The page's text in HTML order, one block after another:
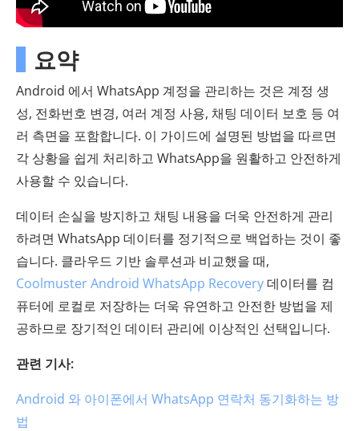
요약
Android 에서 WhatsApp 계정을 관리하는 것은 계정 생
성, 전화번호 변경, 여러 계정 사용, 채팅 데이터 보호 등 여
러 측면을 포함합니다. 이 가이드에 설명된 방법을 따르면
각 상황을 쉽게 처리하고 WhatsApp을 원활하고 안전하게
사용할 수 있습니다.
데이터 손실을 방지하고 채팅 내용을 더욱 안전하게 관리
하려면 WhatsApp 데이터를 정기적으로 백업하는 것이 좋
습니다. 클라우드 기반 솔루션과 비교했을 때,
Coolmuster Android WhatsApp Recovery데이터를 컴
퓨터에 로컬로 저장하는 더욱 유연하고 안전한 방법을 제
공하므로 장기적인 데이터 관리에 이상적인 선택입니다.
관련 기사:
Android 와 아이폰에서 WhatsApp 연락처 동기화하는 방
법